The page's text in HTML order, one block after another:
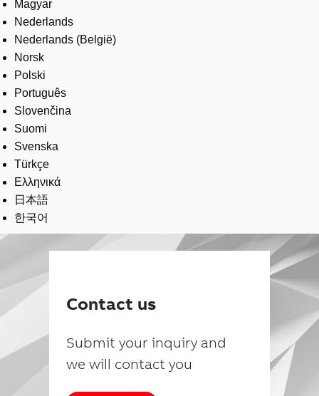
Magyar
Nederlands
Nederlands (België)
Norsk
Polski
Português
Slovenčina
Suomi
Svenska
Türkçe
Ελληνικά
日本語
한국어
Contact us
Submit your inquiry and
we will contact you